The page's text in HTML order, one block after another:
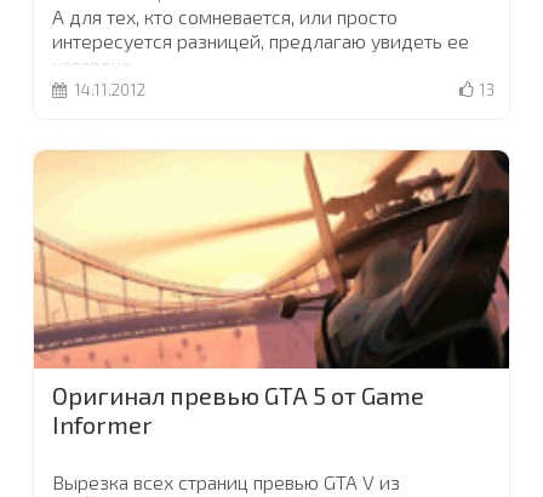
А для тех, кто сомневается, или просто
интересуется разницей, предлагаю увидеть ее
наглядно
13
14.11.2012
Оригинал превью GTA 5 от Game
Informer
Вырезка всех страниц превью GTA V из